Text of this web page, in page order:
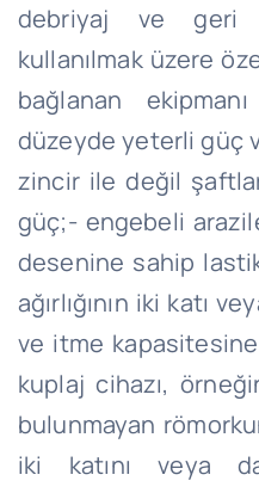
debriyaj ve geri
kullanılmak üzere
bağlanan
düzeyde yeterli güç
zincir ile değil
güç;- engebeli
desenine sahip
ağırlığının iki katı
ve itme
kuplaj cihazı,
bulunmayan
iki katını veya